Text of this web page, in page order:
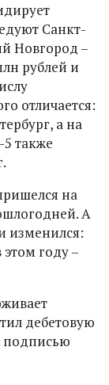
Санкт-
Новгород –
рублей и
отличается:
а на
также
на
А
изменился:
этом году –
дебетовую
подписью